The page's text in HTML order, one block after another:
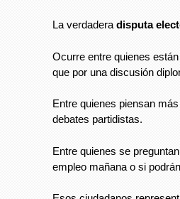
La verdadera disputa
Ocurre entre quienes
que por una discusión
Entre quienes piensan
debates partidistas.
Entre quienes se
empleo mañana o si